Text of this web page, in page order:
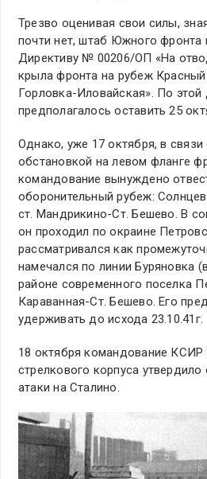
Трезво оценивая свои силы,
почти нет, штаб Южного фронта
Директиву № 00206/ОП «На
крыла фронта на рубеж
Горловка-Иловайская». По этой
предполагалось оставить 25
Однако, уже 17 октября, в связи
обстановкой на левом фланге
командование вынуждено
оборонительный рубеж:
ст. Мандрикино-Ст. Бешево. В
он проходил по окраине
рассматривался как
намечался по линии Буряновка
районе современного поселка
Караванная-Ст. Бешево. Его
удерживать до исхода 23.10.41г.
18 октября командование КСИР
стрелкового корпуса
атаки на Сталино.